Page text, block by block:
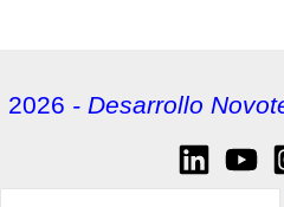
2026 - Desarrollo